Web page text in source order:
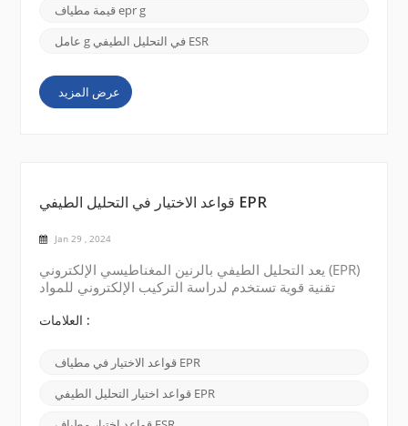
قيمة مطياف epr g
عامل g في التحليل الطيفي ESR
عرض المزيد
قواعد الاختيار في التحليل الطيفي EPR
Jan 29 , 2024
يعد التحليل الطيفي بالرنين المغناطيسي الإلكتروني (EPR)
تقنية قوية تستخدم لدراسة التركيب الإلكتروني للمواد
الإلكترونات غير المتزاوجة في المجالات المغناطيسية. تحدد
تسمح أو تمنع القفزات بين مستويات الطاقة المختلفة. يعد
فهم قواعد الاختيار هذه أمرًا ضروريًا لتفسير البيانات
العلامات :
قواعد الاختيار في مطياف EPR
قواعد اختيار التحليل الطيفي EPR